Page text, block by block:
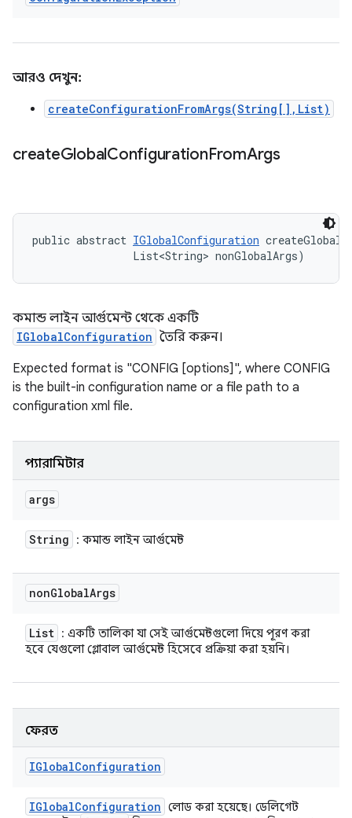
আরও দেখুন:
createConfigurationFromArgs(String[],List)
createGlobalConfigurationFromArgs
public abstract IGlobalConfiguration
                List<String> nonGlobalArgs)
কমান্ড লাইন আর্গুমেন্ট থেকে একটি
IGlobalConfiguration তৈরি করুন।
Expected format is "CONFIG [options]", where CONFIG
is the built-in configuration name or a file path to a
configuration xml file.
প্যারামিটার
args
String : কমান্ড লাইন আর্গুমেন্ট
nonGlobalArgs
List : একটি তালিকা যা সেই আর্গুমেন্টগুলো দিয়ে পূরণ করা
হবে যেগুলো গ্লোবাল আর্গুমেন্ট হিসেবে প্রক্রিয়া করা হয়নি।
ফেরত
IGlobalConfiguration
IGlobalConfiguration লোড করা হয়েছে। ডেলিগেট